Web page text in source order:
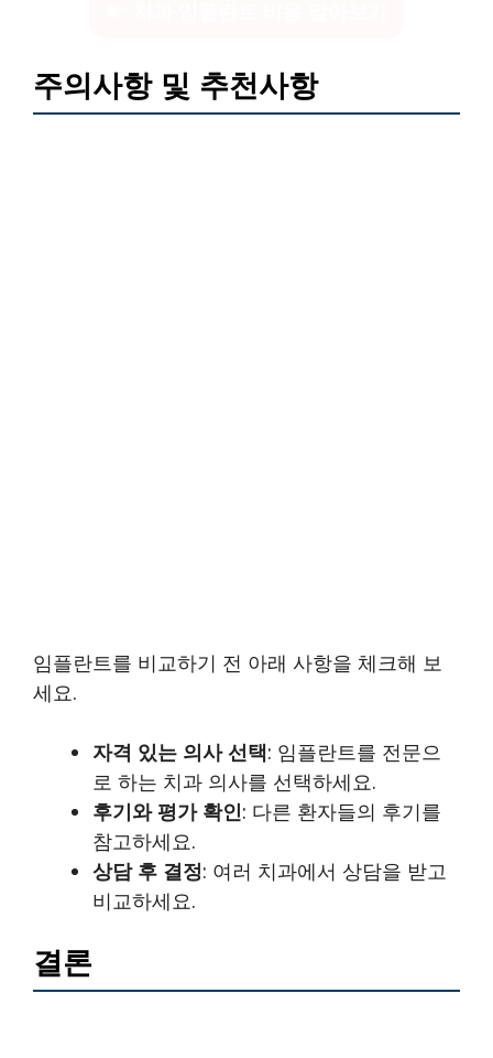
주의사항 및 추천사항
임플란트를 비교하기 전 아래 사항을 체크해 보
세요.
자격 있는 의사 선택: 임플란트를 전문으
로 하는 치과 의사를 선택하세요.
후기와 평가 확인: 다른 환자들의 후기를
참고하세요.
상담 후 결정: 여러 치과에서 상담을 받고
비교하세요.
결론